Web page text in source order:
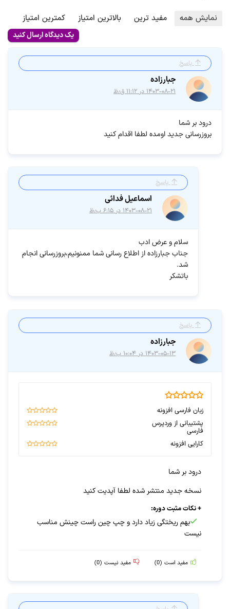
نمایش همه مفید ترین بالاترین امتیاز کمترین امتیاز
یک دیدگاه ارسال کنید
پاسخ
جبارزاده
۱۴۰۳-۰۸-۲۱ در ۱۱:۱۲ ق٫ظ
درود بر شما
بروزرسانی جدید اومده لطفا اقدام کنید
پاسخ
اسماعیل فدائی
۱۴۰۳-۰۸-۲۱ در ۶:۱۵ ب٫ظ
سلام و عرض ادب
جناب جبارزاده از اطلاع رسانی شما ممنونیم،بروزرسانی انجام
شد.
باتشکر
پاسخ
جبارزاده
۱۴۰۳-۰۵-۱۳ در ۱۰:۰۴ ب٫ظ
2.8
زبان فارسی افزونه
30 پشتیبانی از وردپرس
فارسی
کارایی افزونه
درود بر شما
نسخه جدید منتشر شده لطفا آپدیت کنید
+ نکات مثبت دوره:
بهم ریختگی زیاد دارد و چپ چین راست چینش مناسب
نیست
مفید است (
0
) مفید نیست (
0
)